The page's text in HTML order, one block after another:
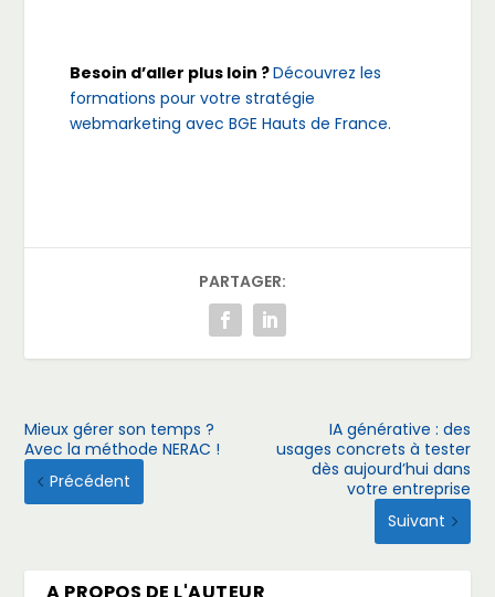
Besoin d’aller plus loin ?Découvrez les
formations pour votre stratégie
webmarketing avec BGE Hauts de France.
PARTAGER:
Mieux gérer son temps ?
Avec la méthode NERAC !
Précédent
IA générative : des
usages concrets à tester
dès aujourd’hui dans
votre entreprise
Suivant
A PROPOS DE L'AUTEUR